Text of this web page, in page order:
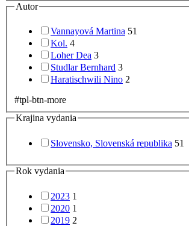
Autor
Vannayová Martina 51
Kol. 4
Loher Dea 3
Studlar Bernhard 3
Haratischwili Nino 2
#tpl-btn-more
Krajina vydania
Slovensko, Slovenská republika 51
Rok vydania
2023 1
2020 1
2019 2